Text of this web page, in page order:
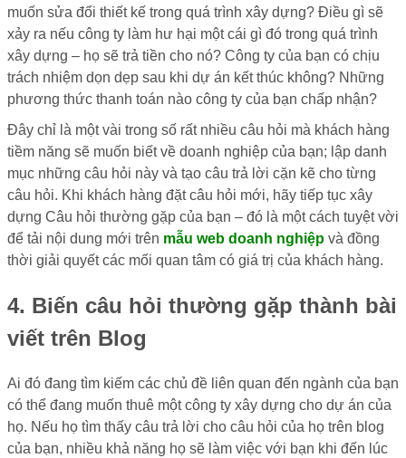
muốn sửa đổi thiết kế trong quá trình xây dựng? Điều gì sẽ
xảy ra nếu công ty làm hư hại một cái gì đó trong quá trình
xây dựng – họ sẽ trả tiền cho nó? Công ty của bạn có chịu
trách nhiệm dọn dẹp sau khi dự án kết thúc không? Những
phương thức thanh toán nào công ty của bạn chấp nhận?
Đây chỉ là một vài trong số rất nhiều câu hỏi mà khách hàng
tiềm năng sẽ muốn biết về doanh nghiệp của bạn; lập danh
mục những câu hỏi này và tạo câu trả lời cặn kẽ cho từng
câu hỏi. Khi khách hàng đặt câu hỏi mới, hãy tiếp tục xây
dựng Câu hỏi thường gặp của bạn – đó là một cách tuyệt vời
để tải nội dung mới trên mẫu web doanh nghiệp và đồng
thời giải quyết các mối quan tâm có giá trị của khách hàng.
4. Biến câu hỏi thường gặp thành bài
viết trên Blog
Ai đó đang tìm kiếm các chủ đề liên quan đến ngành của bạn
có thể đang muốn thuê một công ty xây dựng cho dự án của
họ. Nếu họ tìm thấy câu trả lời cho câu hỏi của họ trên blog
của bạn, nhiều khả năng họ sẽ làm việc với bạn khi đến lúc